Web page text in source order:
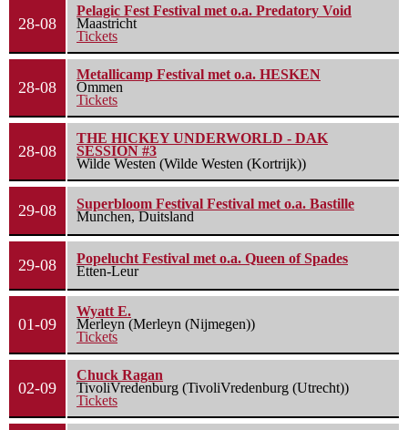
28-08
Pelagic Fest Festival met o.a. Predatory Void
Maastricht
Tickets
28-08
Metallicamp Festival met o.a. HESKEN
Ommen
Tickets
28-08
THE HICKEY UNDERWORLD - DAK
SESSION #3
Wilde Westen (Wilde Westen (Kortrijk))
29-08
Superbloom Festival Festival met o.a. Bastille
Munchen, Duitsland
29-08
Popelucht Festival met o.a. Queen of Spades
Etten-Leur
01-09
Wyatt E.
Merleyn (Merleyn (Nijmegen))
Tickets
02-09
Chuck Ragan
TivoliVredenburg (TivoliVredenburg (Utrecht))
Tickets